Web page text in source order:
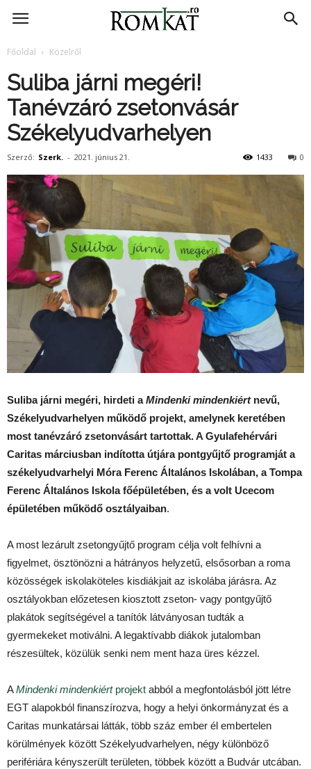
RomKat.ro
Főoldal Közelről
Suliba járni megéri!
Tanévzáró zsetonvásár
Székelyudvarhelyen
Szerző: Szerk. - 2021. június 21. 0
1433
Suliba járni megéri, hirdeti aMindenki mindenkiértnevű,
Székelyudvarhelyen működő projekt, amelynek keretében
most tanévzáró zsetonvásárt tartottak. A Gyulafehérvári
Caritas márciusban indította útjára pontgyűjtő programját a
székelyudvarhelyi Móra Ferenc Általános Iskolában, a Tompa
Ferenc Általános Iskola főépületében, és a volt Ucecom
épületében működő osztályaiban.
A most lezárult zsetongyűjtő program célja volt felhívni a
figyelmet, ösztönözni a hátrányos helyzetű, elsősorban a roma
közösségek iskolaköteles kisdiákjait az iskolába járásra. Az
osztályokban előzetesen kiosztott zseton- vagy pontgyűjtő
plakátok segítségével a tanítók látványosan tudták a
gyermekeket motiválni. A legaktívabb diákok jutalomban
részesültek, közülük senki nem ment haza üres kézzel.
AMindenki mindenkiért projekt abból a megfontolásból jött létre
EGT alapokból finanszírozva, hogy a helyi önkormányzat és a
Caritas munkatársai látták, több száz ember él embertelen
körülmények között Székelyudvarhelyen, négy különböző
perifériára kényszerült területen, többek között a Budvár utcában.